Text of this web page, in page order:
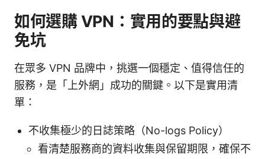
如何選購 VPN：實用的要點與避
免坑
在眾多 VPN 品牌中，挑選一個穩定、值得信任的
服務，是「上外網」成功的關鍵。以下是實用清
單：
不收集極少的日誌策略（No-logs Policy）
看清楚服務商的資料收集與保留期限，確保不